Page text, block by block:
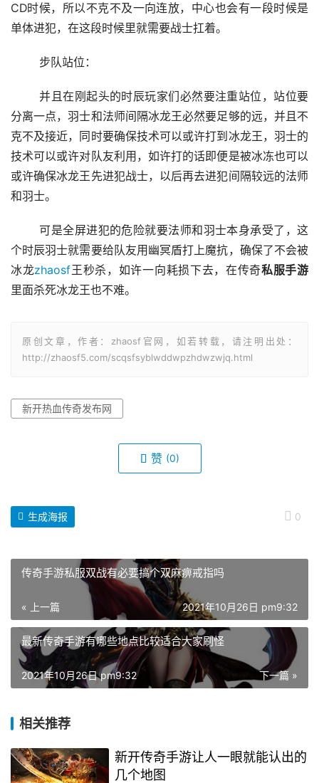
CD时候，所以不克不及一向连放，中心也会有一段时候是
单体进犯，在这段时候里就需要战士扛着。
	步队站位：
	并且在刚起头的时辰玩家们必然要注重站位，站位要
分离一点，羽士和法师间隔冰龙王必然要足够的远，并且不
克不及接近，同时要确保技术可以或许打到冰龙王，羽士的
技术可以或许对队友利用，如许打的话即便是被冰冻也可以
或许确保冰龙王先进犯战士，以后再去进犯间隔较远的法师
和羽士。
个时辰羽士就需要给队友用幽冥盾打上魔抗，确保了不会被
冰龙zhaosf王秒杀，如许一向耗损下去，在传奇私服手游
里面杀死冰龙王也不难。
原创文章，作者：zhaosf官网，如若转载，请注明出处：
http://zhaosf5.com/scqsfsyblwddwpzhdwzwjq.html
新开热血传奇发布网
赞 (0)
0
生成海报
传奇手游私服双战有必要搞个双麻痹戒指吗
« 上一篇 2021年10月26日 pm9:32
最新传奇手游有哪些地点比较适合大家刷怪
下一篇 »
2021年10月26日 pm9:32
相关推荐
新开传奇手游让人一眼就能认出的
几个地图